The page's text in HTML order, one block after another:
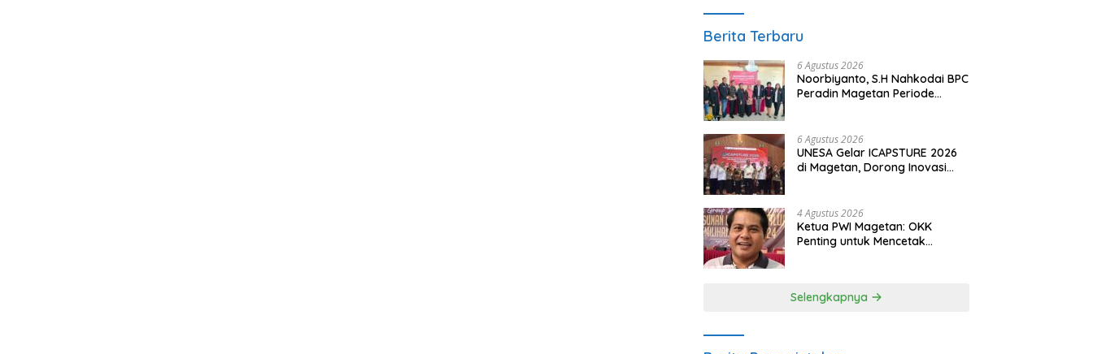
Berita Terbaru
6 Agustus 2026
Noorbiyanto, S.H Nahkodai BPC
Peradin Magetan Periode
6 Agustus 2026
UNESA Gelar ICAPSTURE 2026
di Magetan, Dorong Inovasi
4 Agustus 2026
Ketua PWI Magetan: OKK
Penting untuk Mencetak
Selengkapnya